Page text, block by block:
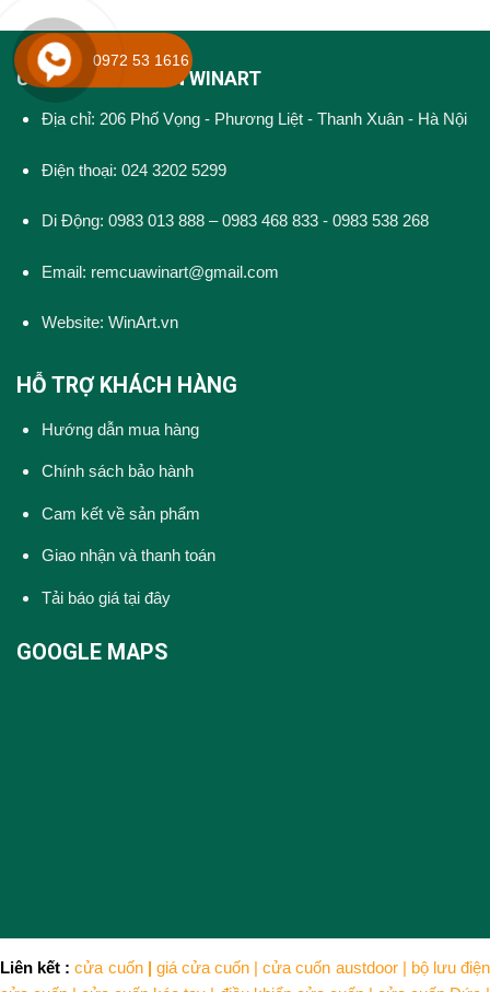
CÔNG TY CỔ PHẦN WINART
Địa chỉ: 206 Phố Vọng - Phương Liệt - Thanh Xuân - Hà Nội
Điện thoại: 024 3202 5299
Di Động: 0983 013 888 – 0983 468 833 - 0983 538 268
Email: remcuawinart@gmail.com
Website: WinArt.vn
HỖ TRỢ KHÁCH HÀNG
Hướng dẫn mua hàng
Chính sách bảo hành
Cam kết về sản phẩm
Giao nhận và thanh toán
Tải báo giá tại đây
GOOGLE MAPS
Liên kết :cửa cuốn| giá cửa cuốn |cửa cuốn austdoor| bộ lưu điện
0972 53 1616